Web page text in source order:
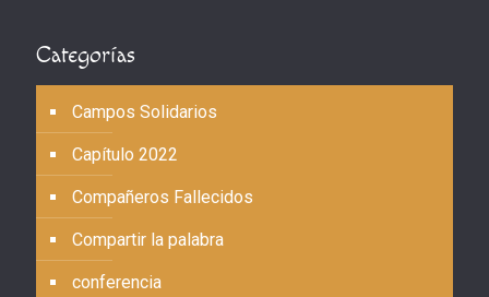
Categorías
Campos Solidarios
Capítulo 2022
Compañeros Fallecidos
Compartir la palabra
conferencia